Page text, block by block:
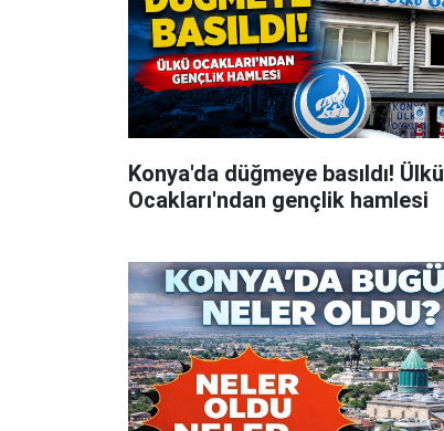
Konya'da düğmeye basıldı! Ülkü
Ocakları'ndan gençlik hamlesi